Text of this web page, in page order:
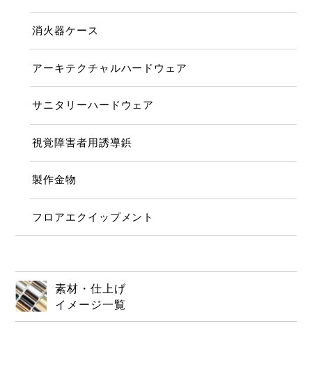
消火器ケース
アーキテクチャルハードウェア
サニタリーハードウェア
視覚障害者用誘導鋲
製作金物
フロアエクイップメント
素材・仕上げ
イメージ一覧